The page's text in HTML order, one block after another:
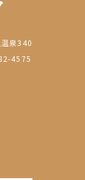
泉340
4575